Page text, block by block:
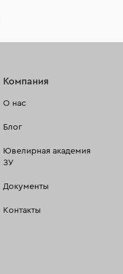
Компания
О нас
Блог
Ювелирная академия
ЗУ
Документы
Контакты